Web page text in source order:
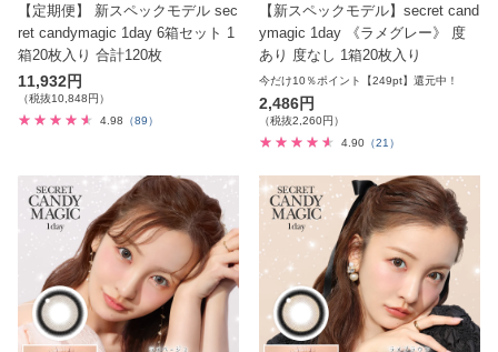
【定期便】 新スペックモデル sec
ret candymagic 1day 6箱セット 1
箱20枚入り 合計120枚
11,932円
（税抜10,848円）
4.98 （89）
【新スペックモデル】secret cand
ymagic 1day 《ラメグレー》 度
あり 度なし 1箱20枚入り
今だけ10％ポイント【249pt】還元中！
2,486円
（税抜2,260円）
4.90 （21）